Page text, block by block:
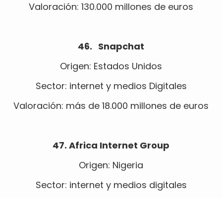
Valoración: 130.000 millones de euros
46. Snapchat
Origen: Estados Unidos
Sector: internet y medios Digitales
Valoración: más de 18.000 millones de euros
47. Africa Internet Group
Origen: Nigeria
Sector: internet y medios digitales